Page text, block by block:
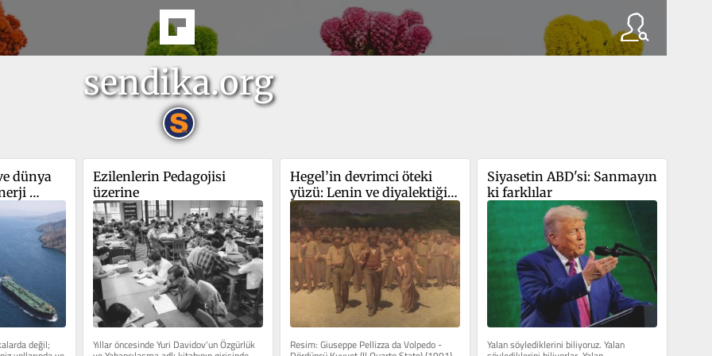
sendika.org
dünya
değil;
Ezilenlerin Pedagojisi
üzerine
Yıllar öncesinde Yuri Davidov'un Özgürlük
Hegel’in devrimci öteki
yüzü: Lenin ve diyalektiğin
hesaplaşması
Resim: Giuseppe Pellizza da Volpedo -
Siyasetin ABD'si: Sanmayın
ki farklılar
Yalan söylediklerini biliyoruz. Yalan